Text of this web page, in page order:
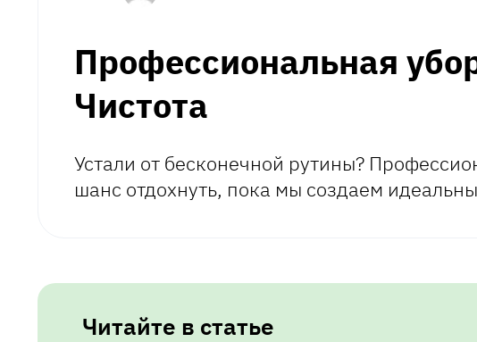
Профессиональная
Чистота
Устали от бесконечной рутины?
шанс отдохнуть, пока мы создаем
Читайте в статье